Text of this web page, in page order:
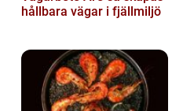
hållbara vägar i fjällmiljö